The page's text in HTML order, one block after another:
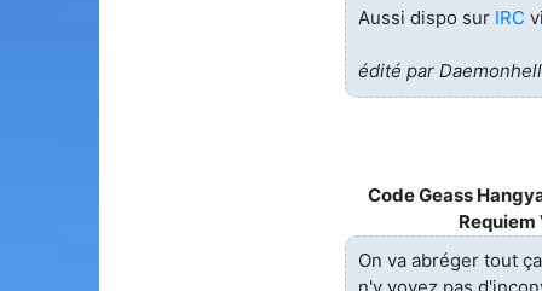
Aussi dispo sur IRC
édité par Daemonhell
Code Geass
Requiem
On va abréger tout